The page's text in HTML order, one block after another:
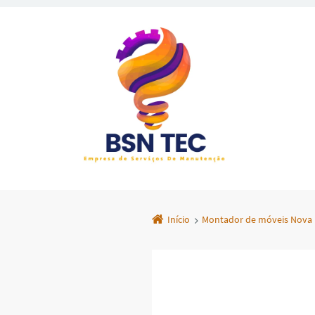
Início Montador de móveis Nova